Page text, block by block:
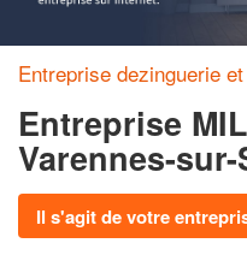
Entreprise dezinguerie
Entreprise
Varennes-sur-
Il s'agit de votre